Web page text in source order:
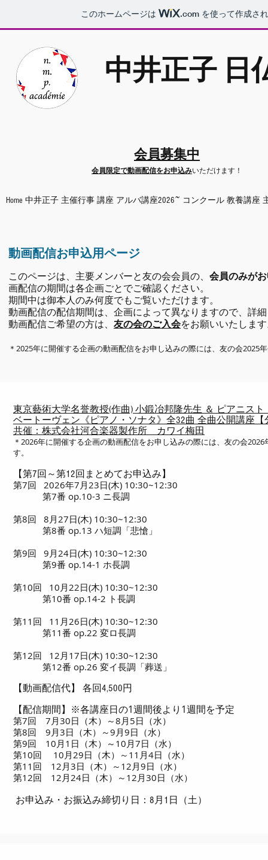
このホームページは .comを使って作成さ
中井正子 日
​会員募集中
会員限定で動画配信をお申込みいただけます！
Home 中井正子 主催行事 講座 アルバ講座2026~ コンクール 教養講座
動画配信お申込用ページ
このページは、主要メンバーと友の会会員の、 会員のみが
画配信の期間は各企画ごとでご確認ください。
期間中は御本人のみ何度でもご覧いただけます。
動画配信の配信期間は、企画によって異なりますので、詳
動画配信ご希望の方は、 友の会のご入会をお願いいたしま
＊2025年に開催する企画の動画配信をお申し込みの際には、友の会2025
東京藝術大学名誉教授(作曲) 小鍛冶邦隆先生 ＆ ピアニス
ベートーヴェン《ピアノ・ソナタ》全32曲 全曲公開講座【
共催：株式会社河合楽器製作所 カワイ梅田
＊2026年に開催する企画の動画配信をお申し込みの際には、友の会
す。
【第7回～第12回まとめてお申込み】
第7回 2026年7月23日(木) 10:30~12:30
第7番 op.10-3 ニ長調
第8回 8月27日(木) 10:30~12:30
第8番 op.13 ハ短調「悲愴」
第9回 9月24日(木) 10:30~12:30
第9番 op.14-1 ホ長調
第10回 10月22日(木) 10:30~12:30
第10番 op.14-2 ト長調
第11回 11月26日(木) 10:30~12:30
第11番 op.22 変ロ長調
第12回 12月17日(木) 10:30~12:30
第12番 op.26 変イ長調「葬送」
【動画配信代】 各回4,500円
【配信期間】
※各講座日の1週間後より1週間を予定
第7回 7月30日（木）～8月5日（水）
第8回 9月3日（木）～9月9日（水）
第9回 10月1日（木）～10月7日（水）
第10回 10月29日（木）～11月4日（水）
第11回 12月3日（木）～12月9日（水）
第12回 12月24日（木）～12月30日（水）
お申込み・お振込み締切り日：8月1日（土）